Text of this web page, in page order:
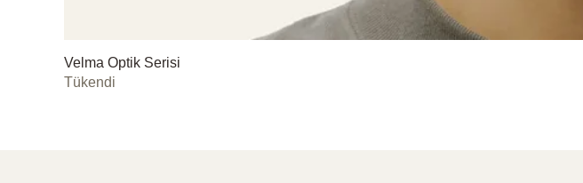
Velma Optik Serisi
Tükendi